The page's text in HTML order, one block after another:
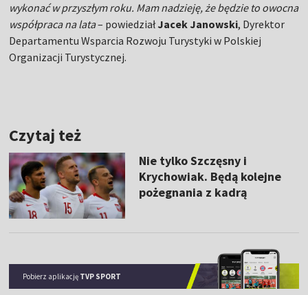
wykonać w przyszłym roku. Mam nadzieję, że będzie to owocna
współpraca na lata– powiedziałJacek Janowski, Dyrektor
Departamentu Wsparcia Rozwoju Turystyki w Polskiej
Organizacji Turystycznej.
Czytaj też
Nie tylko Szczęsny i
Krychowiak. Będą kolejne
pożegnania z kadrą
Pobierz aplikację TVP SPORT